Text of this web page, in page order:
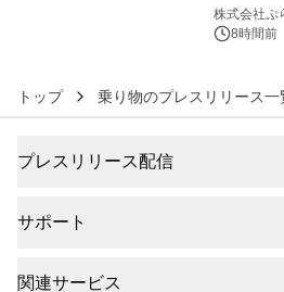
株式会社ぷ
8時間前
トップ 乗り物のプレスリリース一
プレスリリース配信
サポート
関連サービス